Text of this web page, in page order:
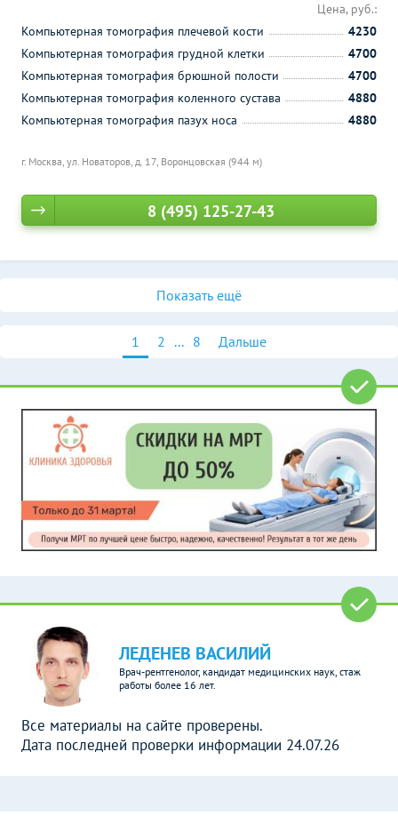
г. Москва, ул. Новаторов, д. 17, Воронцовская (944 м)
Цена, руб.:
Компьютерная томография плечевой кости
4230
Компьютерная томография грудной клетки
4700
Компьютерная томография брюшной полости
4700
Компьютерная томография коленного сустава
4880
Компьютерная томография пазух носа
4880
8 (495) 125-27-43
Показать ещё
1 2 ... 8 Дальше
ЛЕДЕНЕВ ВАСИЛИЙ
Врач-рентгенолог, кандидат медицинских наук, стаж
работы более 16 лет.
Все материалы на сайте проверены.
Дата последней проверки информации 24.07.26